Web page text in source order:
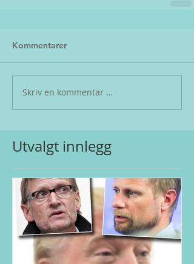
Kommentarer
Skriv en kommentar …
Utvalgt innlegg